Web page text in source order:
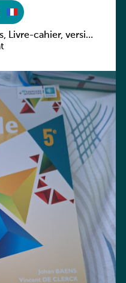
Livre-cahier, version